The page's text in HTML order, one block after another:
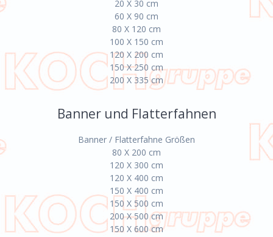
20 X 30 cm
60 X 90 cm
80 X 120 cm
100 X 150 cm
120 X 200 cm
150 X 250 cm
200 X 335 cm
Banner und Flatterfahnen
Banner / Flatterfahne Größen
80 X 200 cm
120 X 300 cm
120 X 400 cm
150 X 400 cm
150 X 500 cm
200 X 500 cm
150 X 600 cm